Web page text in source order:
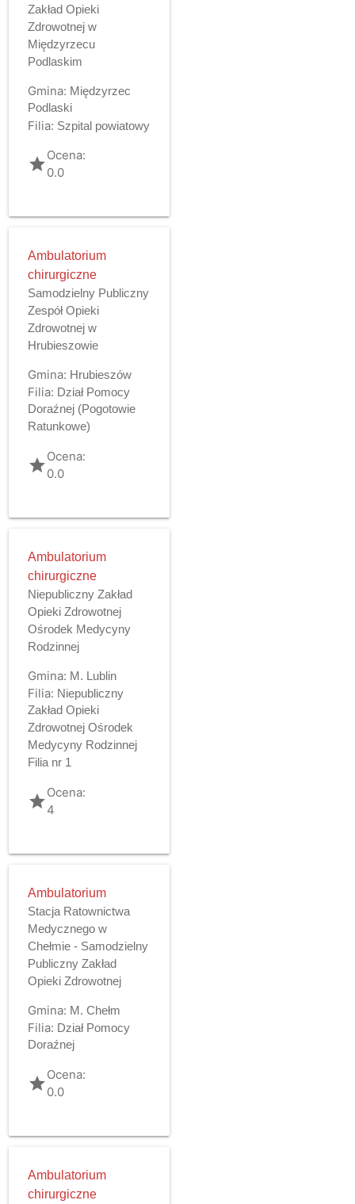
Zakład Opieki
Zdrowotnej w
Międzyrzecu
Podlaskim
Gmina: Międzyrzec
Podlaski
Filia: Szpital powiatowy
gradeOcena:
0.0
Ambulatorium
chirurgiczne
Samodzielny Publiczny
Zespół Opieki
Zdrowotnej w
Hrubieszowie
Gmina: Hrubieszów
Filia: Dział Pomocy
Doraźnej (Pogotowie
Ratunkowe)
gradeOcena:
0.0
Ambulatorium
chirurgiczne
Niepubliczny Zakład
Opieki Zdrowotnej
Ośrodek Medycyny
Rodzinnej
Gmina: M. Lublin
Filia: Niepubliczny
Zakład Opieki
Zdrowotnej Ośrodek
Medycyny Rodzinnej
Filia nr 1
gradeOcena:
4
Ambulatorium
Stacja Ratownictwa
Medycznego w
Chełmie - Samodzielny
Publiczny Zakład
Opieki Zdrowotnej
Gmina: M. Chełm
Filia: Dział Pomocy
Doraźnej
gradeOcena:
0.0
Ambulatorium
chirurgiczne